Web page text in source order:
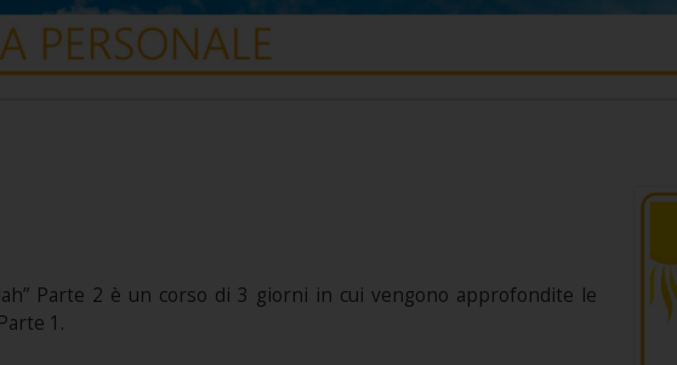
Parte 2 è un corso di 3 giorni in cui vengono approfondite le
1.